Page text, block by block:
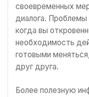
своевременных
диалога.
когда вы
необходимость
готовыми
друг друга.
Более полезную